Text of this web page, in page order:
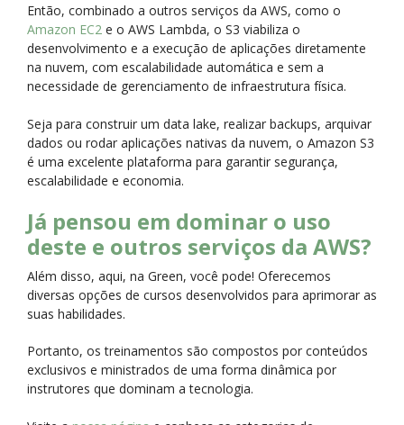
Então, combinado a outros serviços da AWS, como o
Amazon EC2 e o AWS Lambda, o S3 viabiliza o
desenvolvimento e a execução de aplicações diretamente
na nuvem, com escalabilidade automática e sem a
necessidade de gerenciamento de infraestrutura física.
Seja para construir um data lake, realizar backups, arquivar
dados ou rodar aplicações nativas da nuvem, o Amazon S3
é uma excelente plataforma para garantir segurança,
escalabilidade e economia.
Já pensou em dominar o uso
deste e outros serviços da AWS?
Além disso, aqui, na Green, você pode! Oferecemos
diversas opções de cursos desenvolvidos para aprimorar as
suas habilidades.
Portanto, os treinamentos são compostos por conteúdos
exclusivos e ministrados de uma forma dinâmica por
instrutores que dominam a tecnologia.